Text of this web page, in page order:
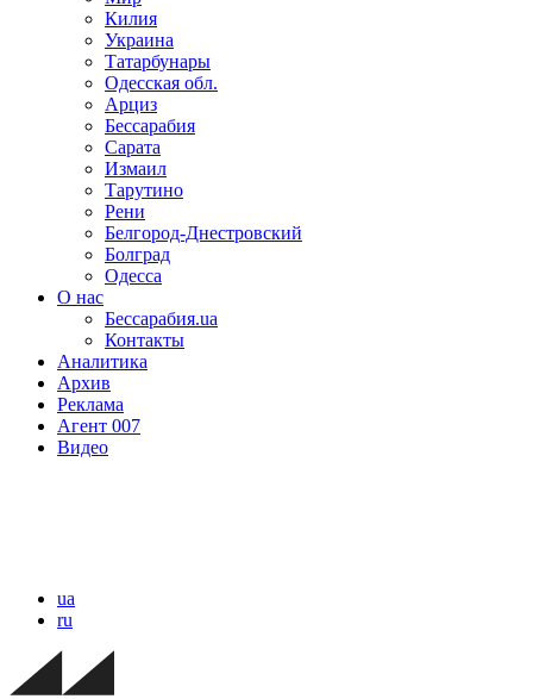
Килия
Украина
Татарбунары
Одесская обл.
Арциз
Бессарабия
Сарата
Измаил
Тарутино
Рени
Белгород-Днестровский
Болград
Одесса
О нас
Бессарабия.ua
Контакты
Аналитика
Архив
Реклама
Агент 007
Видео
ua
ru